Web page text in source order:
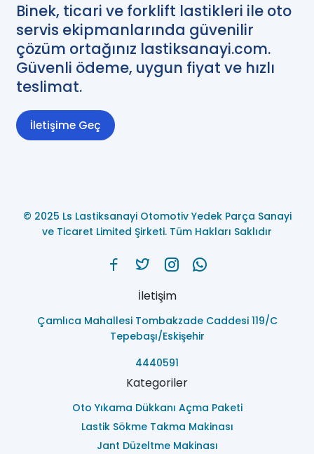
Binek, ticari ve forklift lastikleri ile oto
servis ekipmanlarında güvenilir
çözüm ortağınız lastiksanayi.com.
Güvenli ödeme, uygun fiyat ve hızlı
teslimat.
İletişime Geç
© 2025 Ls Lastiksanayi Otomotiv Yedek Parça Sanayi
ve Ticaret Limited Şirketi. Tüm Hakları Saklıdır
İletişim
Çamlıca Mahallesi Tombakzade Caddesi 119/C
Tepebaşı/Eskişehir
4440591
Kategoriler
Oto Yıkama Dükkanı Açma Paketi
Lastik Sökme Takma Makinası
Jant Düzeltme Makinası